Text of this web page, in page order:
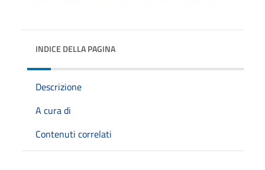
INDICE DELLA PAGINA
Descrizione
A cura di
Contenuti correlati